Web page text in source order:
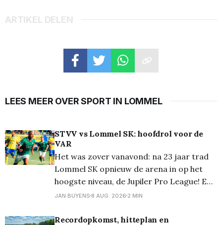
ARTIKEL DELEN
LEES MEER OVER SPORT IN LOMMEL
STVV vs Lommel SK: hoofdrol voor de
VAR
Het was zover vanavond: na 23 jaar trad
Lommel SK opnieuw de arena in op het
hoogste niveau, de Jupiler Pro League! En
ze deden dat voortreffelijk want ze
zelfverzekerd op het veld en had de eerste
JAN BUYENS 8 AUG. 2026 2 MIN
Recordopkomst, hitteplan en